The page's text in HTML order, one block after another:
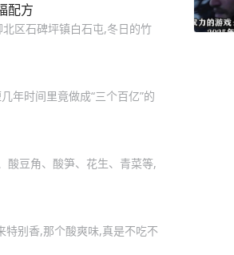
配方
区石碑坪镇白石屯,冬日的竹
年时间里竟做成“三个百亿”的
酸豆角、酸笋、花生、青菜等,
别香,那个酸爽味,真是不吃不